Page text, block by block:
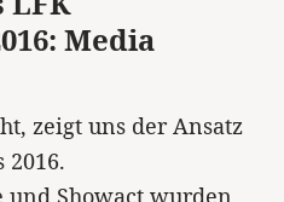
Media
zeigt uns der Ansatz
2016.
Showact wurden